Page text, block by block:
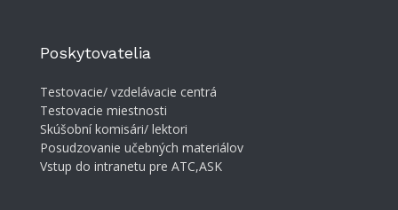
Poskytovatelia
Testovacie/ vzdelávacie centrá
Testovacie miestnosti
Skúšobní komisári/ lektori
Posudzovanie učebných materiálov
Vstup do intranetu pre ATC,ASK